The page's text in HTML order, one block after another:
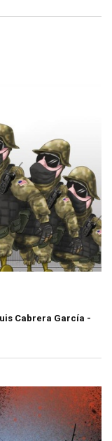
Cabrera García -